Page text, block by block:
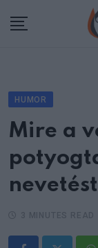
HUMOR
Mire a